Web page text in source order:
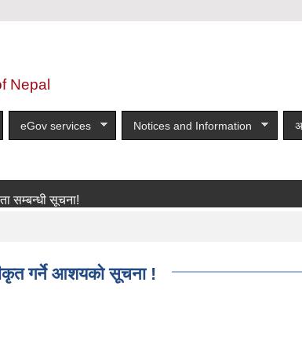
Nepal
eGov services Notices and Information
सूचना!
गर्ने आशयको सूचना !